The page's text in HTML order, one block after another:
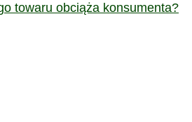
towaru obciąża konsumenta?